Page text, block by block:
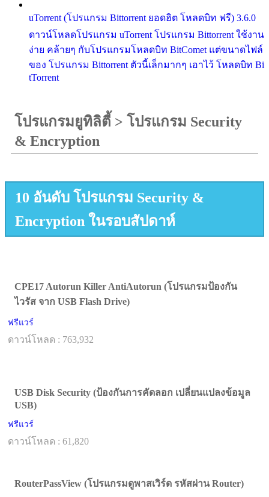
uTorrent (โปรแกรม Bittorrent ยอดฮิต โหลดบิท ฟรี) 3.6.0
ดาวน์โหลดโปรแกรม uTorrent โปรแกรม Bittorrent ใช้งาน
ง่าย คล้ายๆ กับโปรแกรมโหลดบิท BitComet แต่ขนาดไฟล์
ของ โปรแกรม Bittorrent ตัวนี้เล็กมากๆ เอาไว้ โหลดบิท Bi
tTorrent
โปรแกรมยูทิลิตี้ > โปรแกรม Security
& Encryption
10 อันดับ โปรแกรม Security &
Encryption ในรอบสัปดาห์
CPE17 Autorun Killer AntiAutorun (โปรแกรมป้องกัน
ไวรัส จาก USB Flash Drive)
ฟรีแวร์
ดาวน์โหลด : 763,932
USB Disk Security (ป้องกันการคัดลอก เปลี่ยนแปลงข้อมูล
USB)
ฟรีแวร์
ดาวน์โหลด : 61,820
RouterPassView (โปรแกรมดูพาสเวิร์ด รหัสผ่าน Router)